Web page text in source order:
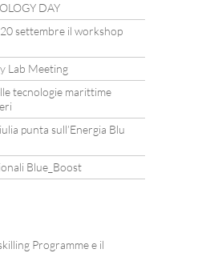
DAY
settembre il workshop
Lab Meeting
tecnologie marittime
punta sull’Energia Blu
Blue_Boost
Programme e il